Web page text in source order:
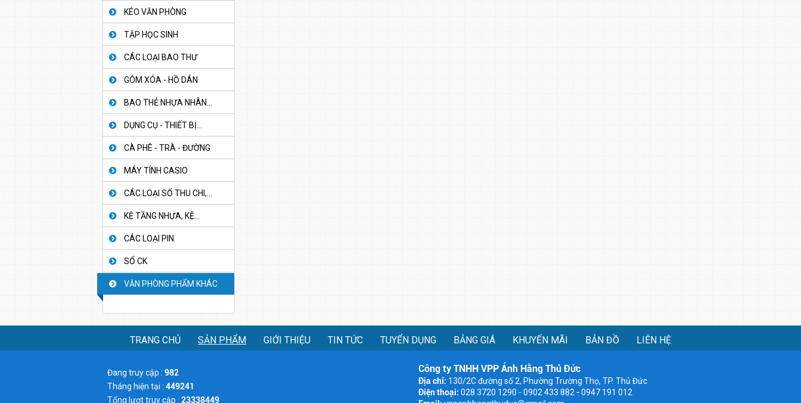
KÉO VĂN PHÒNG
TẬP HỌC SINH
CÁC LOẠI BAO THƯ
GÔM XÓA - HỒ DÁN
BAO THẺ NHỰA NHÂN...
DỤNG CỤ - THIẾT BỊ...
CÀ PHÊ - TRÀ - ĐƯỜNG
MÁY TÍNH CASIO
CÁC LOẠI SỔ THU CHI,...
KỆ TẦNG NHỰA, KỆ...
CÁC LOẠI PIN
SỔ CK
VĂN PHÒNG PHẨM KHÁC
TRANG CHỦ SẢN PHẨM GIỚI THIỆU TIN TỨC TUYỂN DỤNG BẢNG GIÁ KHUYẾN MÃI BẢN ĐỒ LIÊN HỆ
Đang truy cập : 982
Tháng hiện tại : 449241
Tổng lượt truy cập : 23338449
Công ty TNHH VPP Ánh Hằng Thủ Đức
Địa chỉ: 130/2C đường số 2, Phường Trường Thọ, TP. Thủ Đức
Điện thoại: 028 3720 1290 - 0902 433 882 -0947 191 012